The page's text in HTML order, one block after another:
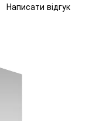
Написати відгук